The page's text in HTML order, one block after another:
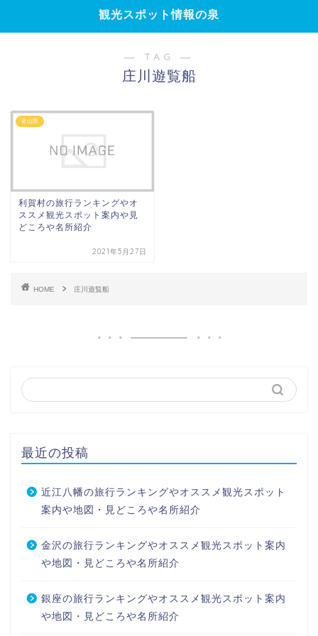
観光スポット情報の泉
― TAG ―
庄川遊覧船
富山県
利賀村の旅行ランキングやオ
ススメ観光スポット案内や見
どころや名所紹介
2021年5月27日
HOME 庄川遊覧船
最近の投稿
近江八幡の旅行ランキングやオススメ観光スポット
案内や地図・見どころや名所紹介
金沢の旅行ランキングやオススメ観光スポット案内
や地図・見どころや名所紹介
銀座の旅行ランキングやオススメ観光スポット案内
や地図・見どころや名所紹介